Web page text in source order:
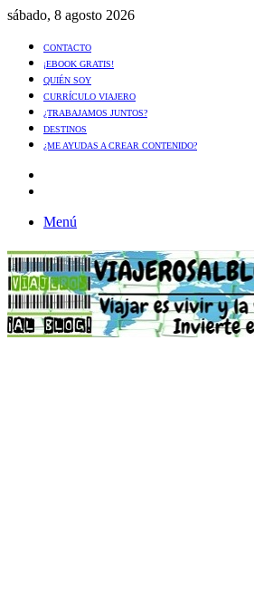
sábado, 8 agosto 2026
CONTACTO
¡EBOOK GRATIS!
QUIÉN SOY
CURRÍCULO VIAJERO
¿TRABAJAMOS JUNTOS?
DESTINOS
¿ME AYUDAS A CREAR CONTENIDO?
Menú